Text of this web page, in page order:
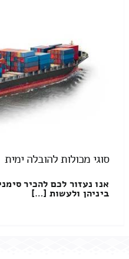
סוגי מכולות להובלה ימית
אנו נעזור לכם להכיר
ביניהן ולעשות […]